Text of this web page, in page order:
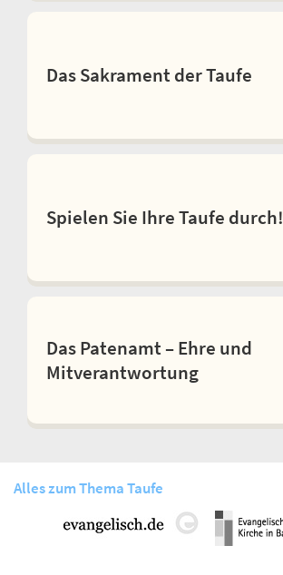
Das Sakrament der Taufe
Spielen Sie Ihre Taufe durch!
Das Patenamt – Ehre und
Mitverantwortung
Alles zum Thema Taufe